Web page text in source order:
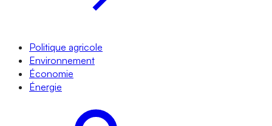
Politique agricole
Environnement
Économie
Énergie